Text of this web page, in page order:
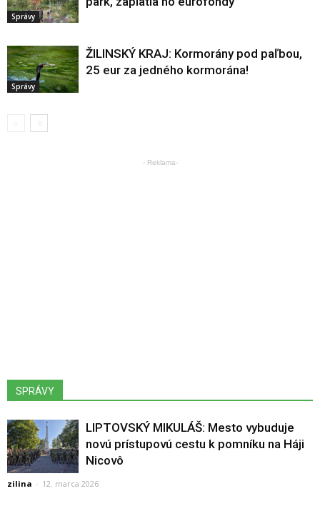
Správy
Správy
ŽILINSKÝ KRAJ: Kormorány pod paľbou,
25 eur za jedného kormorána!
- Reklama-
SPRÁVY
LIPTOVSKÝ MIKULÁŠ: Mesto vybuduje
novú prístupovú cestu k pomníku na Háji
Nicovô
zilina - 12. marca 2026